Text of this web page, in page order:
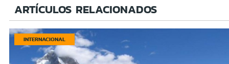
ARTÍCULOS RELACIONADOS
INTERNACIONAL